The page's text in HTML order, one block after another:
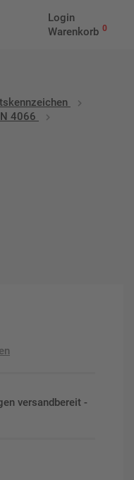
Login
Warenkorb 0
4066
versandbereit -